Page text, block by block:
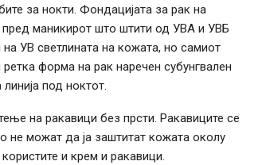
за нокти. Фондацијата за рак на
маникирот што штити од УВА и УВБ
УВ светлината на кожата, но самиот
форма на рак наречен субунгвален
под ноктот.
на ракавици без прсти. Ракавиците се
не можат да ја заштитат кожата околу
и крем и ракавици.